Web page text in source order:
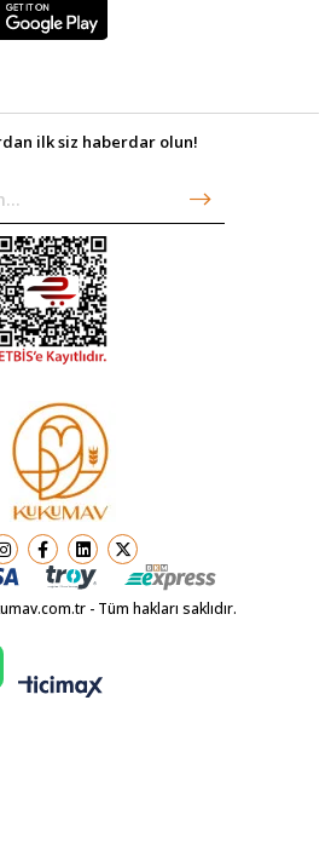
ilk siz haberdar olun!
- Tüm hakları saklıdır.